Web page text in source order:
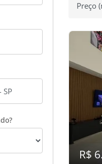
R$